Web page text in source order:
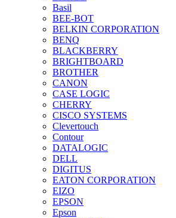
Basil
BEE-BOT
BELKIN CORPORATION
BENQ
BLACKBERRY
BRIGHTBOARD
BROTHER
CANON
CASE LOGIC
CHERRY
CISCO SYSTEMS
Clevertouch
Contour
DATALOGIC
DELL
DIGITUS
EATON CORPORATION
EIZO
EPSON
Epson